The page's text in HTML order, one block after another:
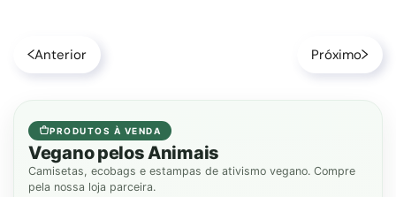
Anterior Próximo
PRODUTOS À VENDA
Vegano pelos Animais
Camisetas, ecobags e estampas de ativismo vegano. Compre
pela nossa loja parceira.